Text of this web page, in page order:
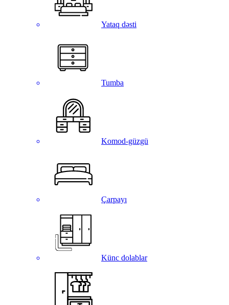
Yataq dəsti
Tumba
Komod-güzgü
Çarpayı
Künc dolablar